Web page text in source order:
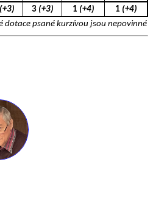
(+3) 3 (+3) 1 (+4) 1 (+4)
dotace psané kurzívou jsou nepovinné